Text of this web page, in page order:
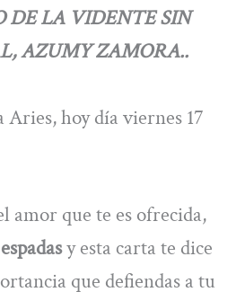
DE LA VIDENTE SIN
AZUMY ZAMORA..
hoy día viernes 17
amor que te es ofrecida,
y esta carta te dice
que defiendas a tu